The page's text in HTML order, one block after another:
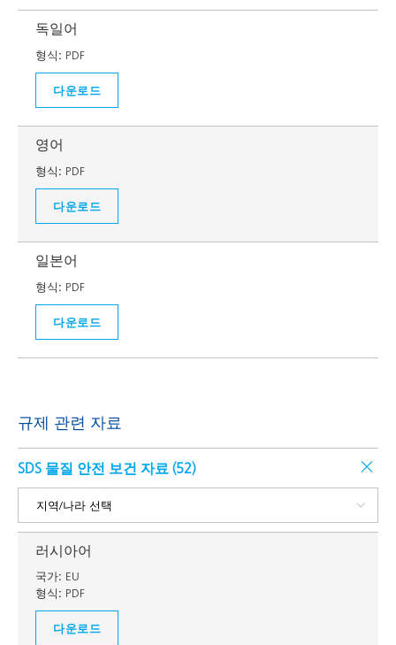
독일어
형식: PDF
다운로드
영어
형식: PDF
다운로드
일본어
형식: PDF
다운로드
규제 관련 자료
SDS 물질 안전 보건 자료 (52)
러시아어
국가: EU
형식: PDF
다운로드